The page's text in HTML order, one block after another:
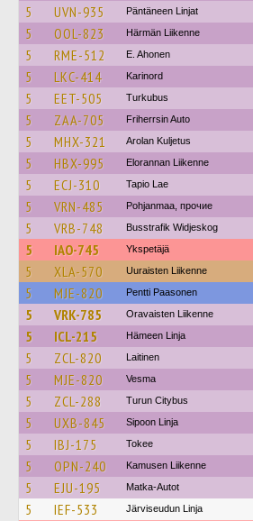
5 UVN-935 Päntäneen Linjat
5 OOL-823 Härmän Liikenne
5 RME-512 E. Ahonen
5 LKC-414 Karinord
5 EET-505 Turkubus
5 ZAA-705 Friherrsin Auto
5 MHX-321 Arolan Kuljetus
5 HBX-995 Elorannan Liikenne
5 ECJ-310 Tapio Lae
5 VRN-485 Pohjanmaa, прочие
5 VRB-748 Busstrafik Widjeskog
5 IAO-745 Ykspetäjä
5 XLA-570 Uuraisten Liikenne
5 MJE-820 Pentti Paasonen
5 VRK-785 Oravaisten Liikenne
5 ICL-215 Hämeen Linja
5 ZCL-820 Laitinen
5 MJE-820 Vesma
5 ZCL-288 Turun Citybus
5 UXB-845 Sipoon Linja
5 IBJ-175 Tokee
5 OPN-240 Kamusen Liikenne
5 EJU-195 Matka-Autot
5 IEF-533 Järviseudun Linja